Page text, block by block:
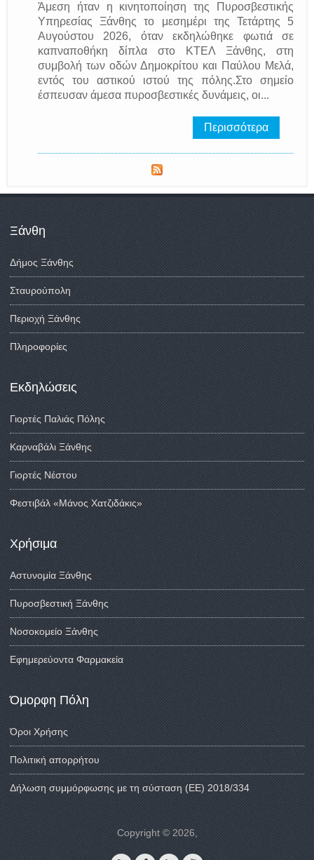
Άμεση ήταν η κινητοποίηση της Πυροσβεστικής
Υπηρεσίας Ξάνθης το μεσημέρι της Τετάρτης 5
Αυγούστου 2026, όταν εκδηλώθηκε φωτιά σε
καπναποθήκη δίπλα στο ΚΤΕΛ Ξάνθης, στη
συμβολή των οδών Δημοκρίτου και Παύλου Μελά,
εντός του αστικού ιστού της πόλης.Στο σημείο
έσπευσαν άμεσα πυροσβεστικές δυνάμεις, οι...
Περισσότερα
Ξάνθη
Δήμος Ξάνθης
Σταυρούπολη
Περιοχή Ξάνθης
Πληροφορίες
Εκδηλώσεις
Γιορτές Παλιάς Πόλης
Καρναβάλι Ξάνθης
Γιορτές Νέστου
Φεστιβάλ «Μάνος Χατζιδάκις»
Χρήσιμα
Αστυνομία Ξάνθης
Πυροσβεστική Ξάνθης
Νοσοκομείο Ξάνθης
Εφημερεύοντα Φαρμακεία
Όμορφη Πόλη
Όροι Χρήσης
Πολιτική απορρήτου
Δήλωση συμμόρφωσης με τη σύσταση (ΕΕ) 2018/334
Copyright © 2026,